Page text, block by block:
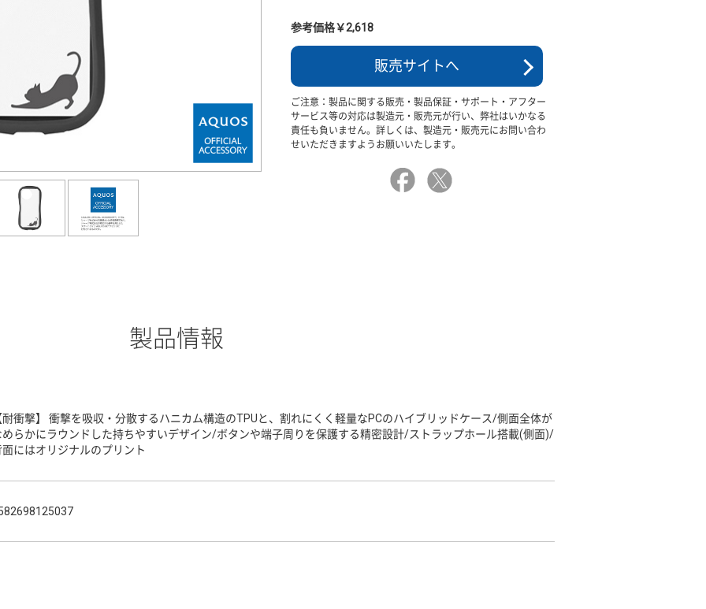
参考価格￥2,618
販売サイトへ
ご注意：製品に関する販売・製品保証・サポート・アフター
サービス等の対応は製造元・販売元が行い、弊社はいかなる
責任も負いません。詳しくは、製造元・販売元にお問い合わ
せいただきますようお願いいたします。
製品情報
耐衝撃】 衝撃を吸収・分散するハニカム構造のTPUと、割れにくく軽量なPCのハイブリッドケース/側面全体が
めらかにラウンドした持ちやすいデザイン/ボタンや端子周りを保護する精密設計/ストラップホール搭載(側面)/
面にはオリジナルのプリント